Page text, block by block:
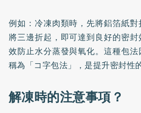
例如：冷凍肉類時，先將鋁箔紙
將三邊折起，即可達到良好的密
效防止水分蒸發與氧化。這種包
稱為「コ字包法」，是提升密封性
解凍時的注意事項？